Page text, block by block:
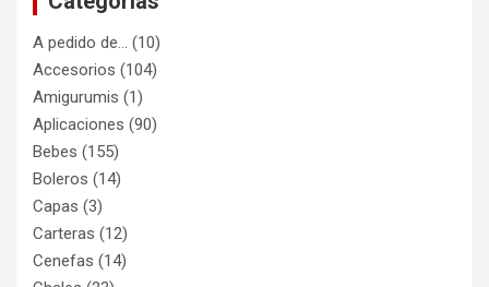
A pedido de… (10)
Accesorios (104)
Amigurumis (1)
Aplicaciones (90)
Bebes (155)
Boleros (14)
Capas (3)
Carteras (12)
Cenefas (14)